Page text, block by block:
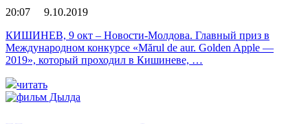
20:07 9.10.2019
КИШИНЕВ, 9 окт – Новости-Молдова. Главный приз в
Международном конкурсе «Мărul de aur. Golden Apple —
2019», который проходил в Кишиневе, …
читать